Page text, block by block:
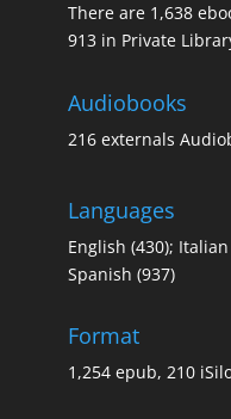
There are 1,638
913 in Private
Audiobooks
216 externals
Languages
English (430); Italian
Spanish (937)
Format
1,254 epub, 210